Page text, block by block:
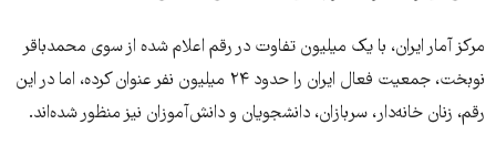
مرکز آمار ایران، با یک میلیون تفاوت در رقم اعلام شده از سوی محمدباقر
نوبخت، جمعیت فعال ایران را حدود ۲۴ میلیون نفر عنوان کرده، اما در این
رقم، زنان خانه‌دار، سربازان، دانشجویان و دانش‌آموزان نیز منظور شده‌اند.